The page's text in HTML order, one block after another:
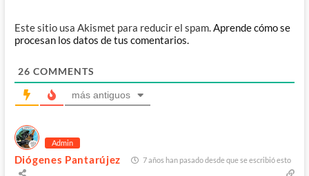
Este sitio usa Akismet para reducir el spam.Aprende cómo se
procesan los datos de tus comentarios.
26 COMMENTS
más antiguos
Admin
Diógenes Pantarújez 7 años han pasado desde que se escribió esto